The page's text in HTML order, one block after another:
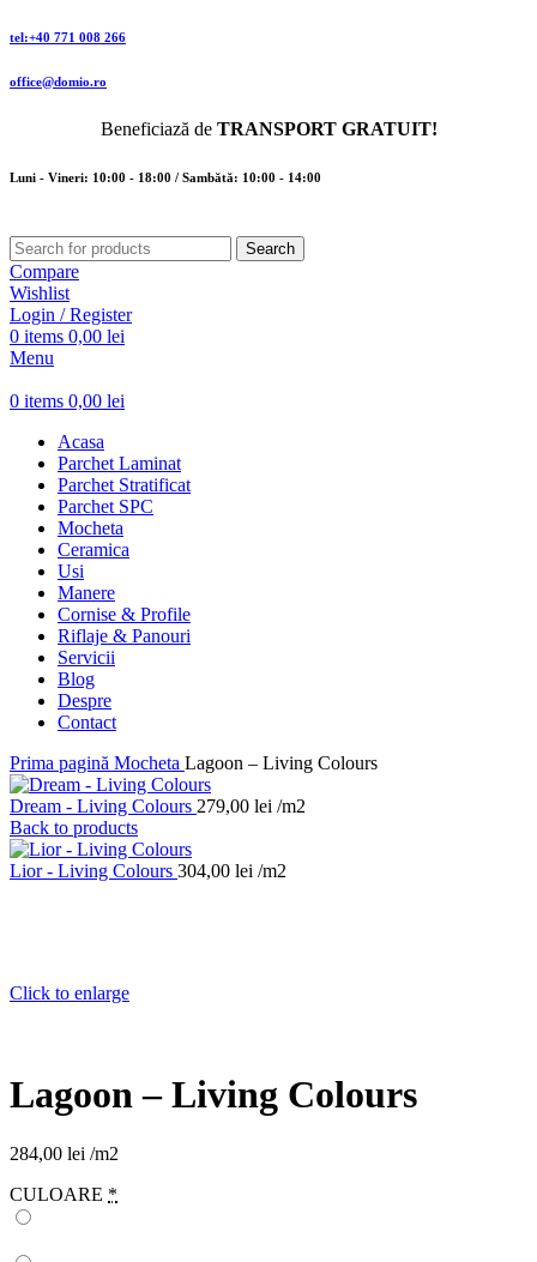
tel:+40 771 008 266
office@domio.ro
Beneficiază de TRANSPORT GRATUIT!
Luni - Vineri: 10:00 - 18:00 / Sambătă: 10:00 - 14:00
Search
Compare
Wishlist
Login / Register
0 items 0,00 lei
Menu
0 items 0,00 lei
Acasa
Parchet Laminat
Parchet Stratificat
Parchet SPC
Mocheta
Ceramica
Usi
Manere
Cornise & Profile
Riflaje & Panouri
Servicii
Blog
Despre
Contact
Prima pagină Mocheta Lagoon – Living Colours
Dream - Living Colours 279,00 lei /m2
Back to products
Lior - Living Colours 304,00 lei /m2
Click to enlarge
Lagoon – Living Colours
284,00 lei /m2
CULOARE *